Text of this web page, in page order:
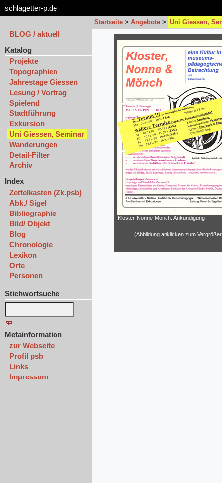
schlagetter-p.de
Startseite > Angebote > Uni Giessen,
BLOG / aktuell
Katalog
Projekte
Topographien
Jahrestage Giessen
Lesung / Vortrag
Spielend
Stadtführung
Exkursion
Uni Giessen, Seminar
Wanderungen
Detail-Filter
Archiv
Index
Zettelkasten (Zk.psb)
Abk./ Sigel
Bibliographie
Bild/ Objekt
Blog
Chronologie
Lexikon
Orte
Personen
Stichwortsuche
Metainformation
zur Webseite
Profil psb
Links
Impressum
Kloster-Nonne-Mönch: Ankündigung
(Abbildung anklicken zum